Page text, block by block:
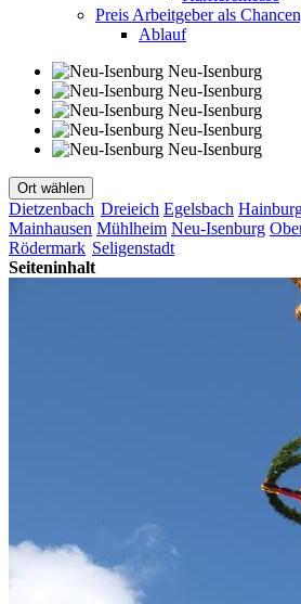
Preis Arbeitgeber als
Ablauf
Neu-Isenburg
Neu-Isenburg
Neu-Isenburg
Neu-Isenburg
Neu-Isenburg
Ort wählen
Dietzenbach Dreieich Egelsbach
Mainhausen Mühlheim Neu-Isenburg
Rödermark Seligenstadt
Seiteninhalt